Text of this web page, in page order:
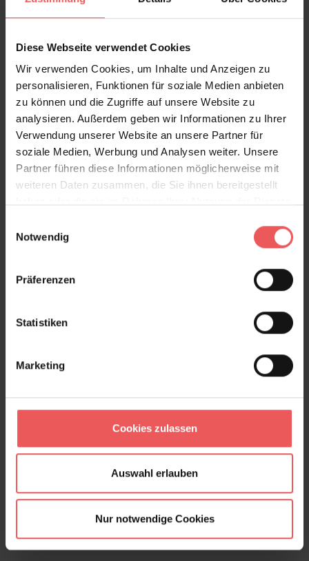
Diese Webseite verwendet Cookies
Wir verwenden Cookies, um Inhalte und Anzeigen zu
personalisieren, Funktionen für soziale Medien anbieten
zu können und die Zugriffe auf unsere Website zu
analysieren. Außerdem geben wir Informationen zu Ihrer
Verwendung unserer Website an unsere Partner für
soziale Medien, Werbung und Analysen weiter. Unsere
Partner führen diese Informationen möglicherweise mit
weiteren Daten zusammen, die Sie ihnen bereitgestellt
Notwendig
Präferenzen
Statistiken
Marketing
Cookies zulassen
Auswahl erlauben
Nur notwendige Cookies
Nefertiti Amazon
118,00 €